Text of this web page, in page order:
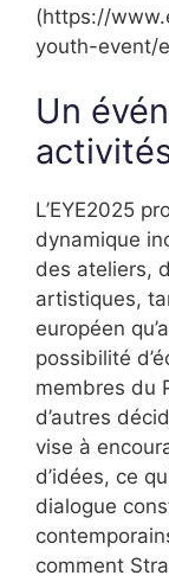
(https://
youth-event/
Un
L’EYE2025
dynamique
des ateliers,
artistiques,
européen
possibilité
membres du
d’autres
vise à
d’idées, ce
dialogue
comment